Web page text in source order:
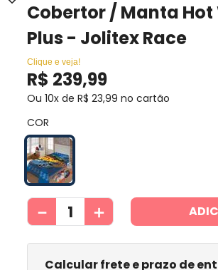
Cobertor / Manta Hot
Plus - Jolitex Race
Clique e veja!
R$ 239,99
Ou10x deR$ 23,99 no cartão
COR
＋
－